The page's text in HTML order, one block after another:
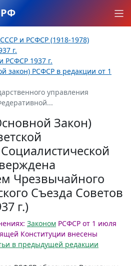
РФ
и РСФСР (1918-1978)
г.
РСФСР 1937 г.
закон) РСФСР в редакции от 1
управления
Закон)
Чрезвычайного
Съезда Советов
г.)
Законом РСФСР от 1 июля
Конституции внесены
в предыдущей редакции